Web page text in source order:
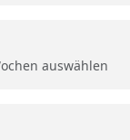
auswählen